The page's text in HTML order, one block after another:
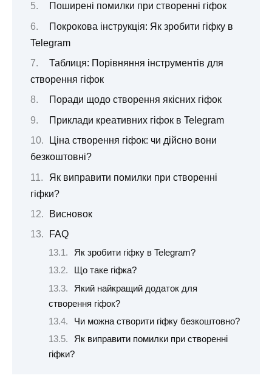
Поширені помилки при створенні гіфок
Покрокова інструкція: Як зробити гіфку в
Telegram
Таблиця: Порівняння інструментів для
створення гіфок
Поради щодо створення якісних гіфок
Приклади креативних гіфок в Telegram
Ціна створення гіфок: чи дійсно вони
безкоштовні?
Як виправити помилки при створенні
гіфки?
Висновок
FAQ
Як зробити гіфку в Telegram?
Що таке гіфка?
Який найкращий додаток для
створення гіфок?
Чи можна створити гіфку безкоштовно?
Як виправити помилки при створенні
гіфки?